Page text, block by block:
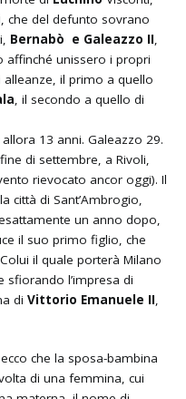
, che del defunto sovrano
Bernabò e Galeazzo II,
affinché unissero i propri
il primo a quello
, il secondo a quello di
13 anni. Galeazzo 29.
di settembre, a Rivoli,
rievocato ancor oggi). Il
città di Sant’Ambrogio,
un anno dopo,
il suo primo figlio, che
il quale porterà Milano
sfiorando l’impresa di
diVittorio Emanuele II,
che la sposa-bambina
di una femmina, cui